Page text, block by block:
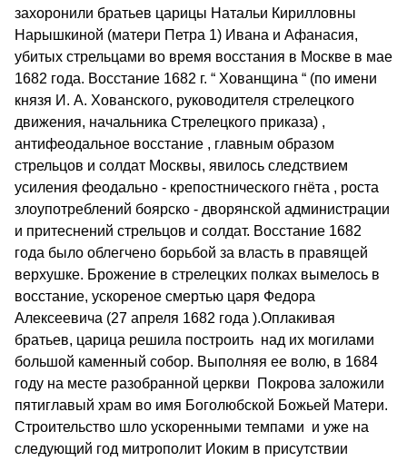
захоронили братьев царицы Натальи Кирилловны
Нарышкиной (матери Петра 1) Ивана и Афанасия,
убитых стрельцами во время восстания в Москве в мае
1682 года. Восстание 1682 г. “ Хованщина “ (по имени
князя И. А. Хованского, руководителя стрелецкого
движения, начальника Стрелецкого приказа) ,
антифеодальное восстание , главным образом
стрельцов и солдат Москвы, явилось следствием
усиления феодально - крепостнического гнёта , роста
злоупотреблений боярско - дворянской администрации
и притеснений стрельцов и солдат. Восстание 1682
года было облегчено борьбой за власть в правящей
верхушке. Брожение в стрелецких полках вымелось в
восстание, ускореное смертью царя Федора
Алексеевича (27 апреля 1682 года ).Оплакивая
братьев, царица решила построить над их могилами
большой каменный собор. Выполняя ее волю, в 1684
году на месте разобранной церкви Покрова заложили
пятиглавый храм во имя Боголюбской Божьей Матери.
Строительство шло ускоренными темпами и уже на
следующий год митрополит Иоким в присутствии